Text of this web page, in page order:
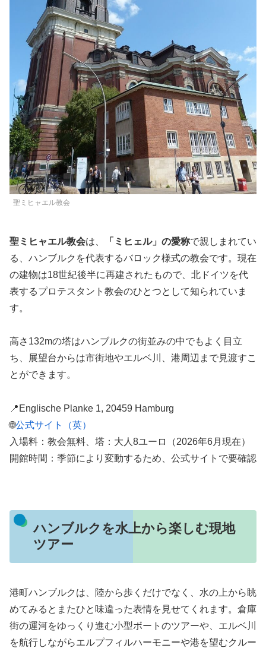
聖ミヒャエル教会
聖ミヒャエル教会は、 「ミヒェル」の愛称で親しまれてい
る、ハンブルクを代表するバロック様式の教会です。現在
の建物は18世紀後半に再建されたもので、北ドイツを代
表するプロテスタント教会のひとつとして知られていま
す。
高さ132mの塔はハンブルクの街並みの中でもよく目立
ち、展望台からは市街地やエルベ川、港周辺まで見渡すこ
とができます。
📍Englische Planke 1, 20459 Hamburg
🌐公式サイト（英）
入場料：教会無料、塔：大人8ユーロ（2026年6月現在）
開館時間：季節により変動するため、公式サイトで要確認
ハンブルクを水上から楽しむ現地
ツアー
港町ハンブルクは、陸から歩くだけでなく、水の上から眺
めてみるとまたひと味違った表情を見せてくれます。倉庫
街の運河をゆっくり進む小型ボートのツアーや、エルベ川
を航行しながらエルプフィルハーモニーや港を望むクルー